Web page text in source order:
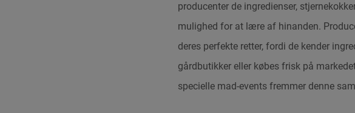
producenter de ingredienser,
mulighed for at lære af hinanden.
deres perfekte retter, fordi de kender
gårdbutikker eller købes frisk på
specielle mad-events fremmer denne